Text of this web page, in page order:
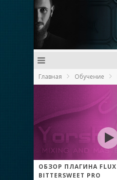
Главная Обучение
ОБЗОР ПЛАГИНА FLUX
BITTERSWEET PRO